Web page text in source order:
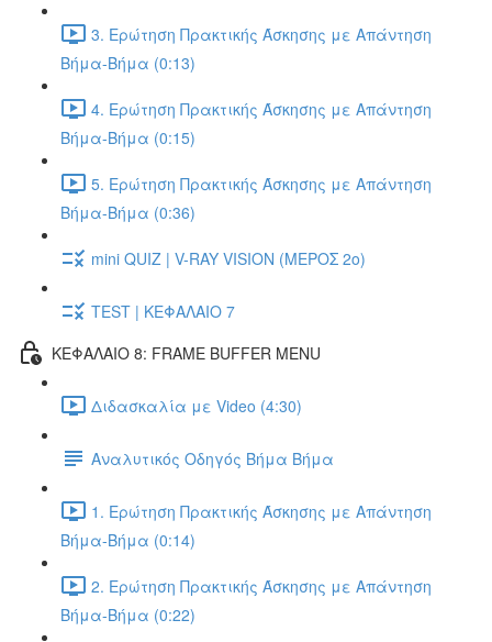
3. Ερώτηση Πρακτικής Άσκησης με Απάντηση
Βήμα-Βήμα (0:13)
4. Ερώτηση Πρακτικής Άσκησης με Απάντηση
Βήμα-Βήμα (0:15)
5. Ερώτηση Πρακτικής Άσκησης με Απάντηση
Βήμα-Βήμα (0:36)
mini QUIZ | V-RAY VISION (ΜΕΡΟΣ 2ο)
TEST | ΚΕΦΑΛΑΙΟ 7
ΚΕΦΑΛΑΙΟ 8: FRAME BUFFER MENU
Διδασκαλία με Video (4:30)
Αναλυτικός Οδηγός Βήμα Βήμα
1. Ερώτηση Πρακτικής Άσκησης με Απάντηση
Βήμα-Βήμα (0:14)
2. Ερώτηση Πρακτικής Άσκησης με Απάντηση
Βήμα-Βήμα (0:22)